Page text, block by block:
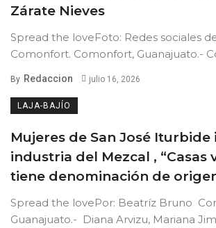
Zárate Nieves
Spread the loveFoto: Redes sociales
Comonfort. Comonfort, Guanajuato.-
By Redaccion julio 16, 2026
LAJA-BAJÍO
Mujeres de San José
industria del Mezcal , “Casas
tiene denominación de
Spread the lovePor: Beatríz Bruno
Guanajuato.- Diana Arvizu, Mariana